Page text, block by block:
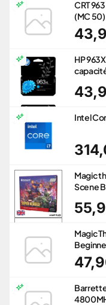
CRT
(MC 50)
HP
Intel
Magic
Scene
Magic